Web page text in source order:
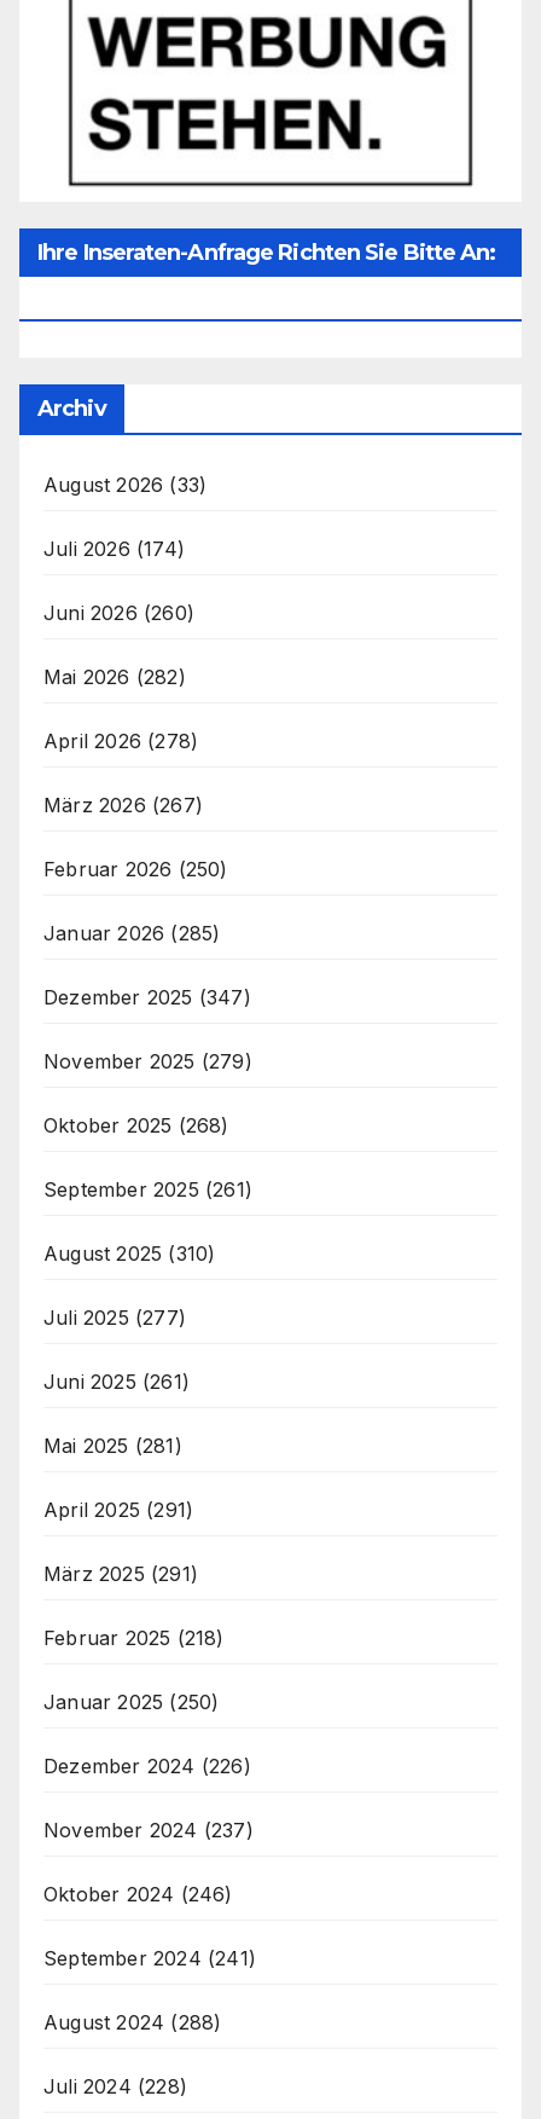
Ihre Inseraten-Anfrage Richten Sie Bitte An:
Archiv
August 2026 (33)
Juli 2026 (174)
Juni 2026 (260)
Mai 2026 (282)
April 2026 (278)
März 2026 (267)
Februar 2026 (250)
Januar 2026 (285)
Dezember 2025 (347)
November 2025 (279)
Oktober 2025 (268)
September 2025 (261)
August 2025 (310)
Juli 2025 (277)
Juni 2025 (261)
Mai 2025 (281)
April 2025 (291)
März 2025 (291)
Februar 2025 (218)
Januar 2025 (250)
Dezember 2024 (226)
November 2024 (237)
Oktober 2024 (246)
September 2024 (241)
August 2024 (288)
Juli 2024 (228)